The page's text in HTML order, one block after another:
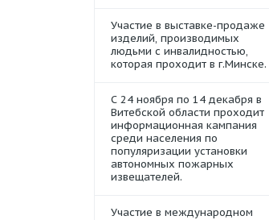
Участие в выставке-продаже
изделий, производимых
людьми с инвалидностью,
которая проходит в г.Минске.
С 24 ноября по 14 декабря в
Витебской области проходит
информационная кампания
среди населения по
популяризации установки
автономных пожарных
извещателей.
Участие в международном